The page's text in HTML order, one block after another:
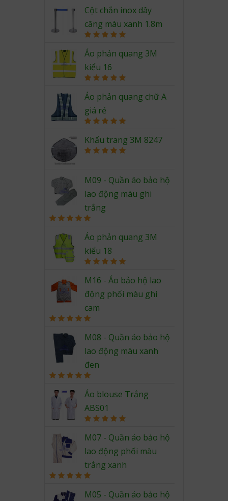
out of 5
Cột chắn inox dây
căng màu xanh 1.8m
out of 5
Áo phản quang 3M
kiểu 16
out of 5
Áo phản quang chữ A
giá rẻ
out of 5
Khẩu trang 3M 8247
M09 - Quần áo bảo hộ
lao động màu ghi
trắng
out of 5
Áo phản quang 3M
kiểu 18
out of 5
M16 - Áo bảo hộ lao
động phối màu ghi
cam
out of 5
M08 - Quần áo bảo hộ
lao động màu xanh
đen
out of 5
Áo blouse Trắng
ABS01
out of 5
M07 - Quần áo bảo hộ
lao động phối màu
trắng xanh
out of 5
M05 - Quần áo bảo hộ